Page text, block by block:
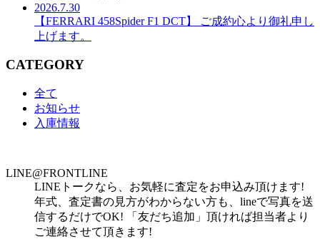
2026.7.30
【FERRARI 458Spider F1 DCT】 ご成約心より御礼申し
上げます。
CATEGORY
全て
お知らせ
入庫情報
LINE@FRONTLINE
LINEトークなら、お気軽に査定をお申込み頂けます!
年式、査定書の見方がわからない方も、lineで写真を送
信するだけでOK! 「友だち追加」頂ければ担当者より
ご連絡させて頂きます!